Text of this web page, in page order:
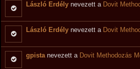
László Erdély nevezett a Dovit
László Erdély nevezett a Dovit
gpistanevezett a Dovit Methodozás